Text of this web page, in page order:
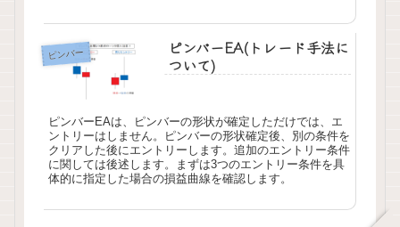
ピンバー
ピンバーEA(トレード手法に
ついて)
ピンバーEAは、ピンバーの形状が確定しただけでは、エ
ントリーはしません。ピンバーの形状確定後、別の条件を
クリアした後にエントリーします。追加のエントリー条件
に関しては後述します。まずは3つのエントリー条件を具
体的に指定した場合の損益曲線を確認します。